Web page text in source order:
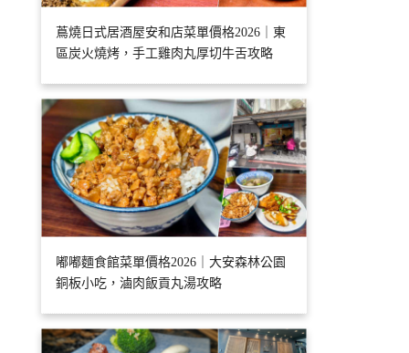
蔦燒日式居酒屋安和店菜單價格2026｜東
區炭火燒烤，手工雞肉丸厚切牛舌攻略
嘟嘟麵食館菜單價格2026｜大安森林公園
銅板小吃，滷肉飯貢丸湯攻略